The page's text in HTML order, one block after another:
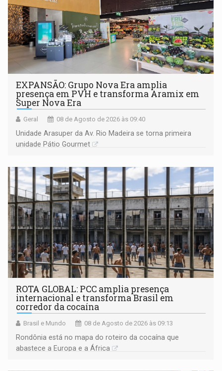
EXPANSÃO: Grupo Nova Era amplia
presença em PVH e transforma Aramix em
Super Nova Era
Geral 08 de Agosto de 2026 às 09:40
Unidade Arasuper da Av. Rio Madeira se torna primeira
unidade Pátio Gourmet
ROTA GLOBAL: PCC amplia presença
internacional e transforma Brasil em
corredor da cocaína
Brasil e Mundo 08 de Agosto de 2026 às 09:13
Rondônia está no mapa do roteiro da cocaína que
abastece a Europa e a África